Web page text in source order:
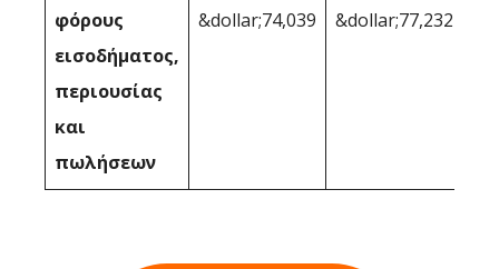
φόρους
εισοδήματος,
περιουσίας
και
πωλήσεων
&dollar;74,039 &dollar;77,232